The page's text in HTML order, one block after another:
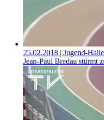
25.02.2018 | Jugend-
Jean-Paul Bredau stürmt